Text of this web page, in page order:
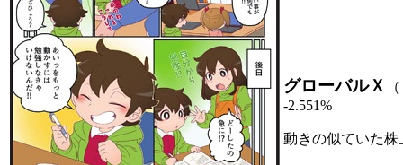
グローバルＸ （
-2.551%
動きの似ていた